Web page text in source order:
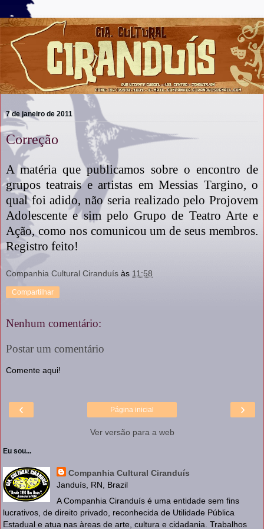
7 de janeiro de 2011
Correção
A matéria que publicamos sobre o encontro de
grupos teatrais e artistas em Messias Targino, o
qual foi adido, não seria realizado pelo Projovem
Adolescente e sim pelo Grupo de Teatro Arte e
Ação, como nos comunicou um de seus membros.
Registro feito!
Companhia Cultural Ciranduís às 11:58
Compartilhar
Nenhum comentário:
Postar um comentário
Comente aqui!
‹ ›
Página inicial
Ver versão para a web
Eu sou...
Companhia Cultural Ciranduís
Janduís, RN, Brazil
A Companhia Ciranduís é uma entidade sem fins
lucrativos, de direito privado, reconhecida de Utilidade Pública
Estadual e atua nas àreas de arte, cultura e cidadania. Trabalhos